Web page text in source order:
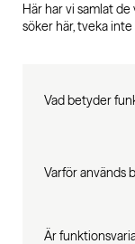
Här har vi samlat
söker här, tveka
Vad betyder
Varför används
Är